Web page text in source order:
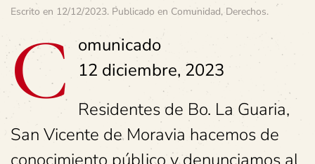
Escrito en 12/12/2023. Publicado en Comunidad, Derechos.
C omunicado
12 diciembre, 2023
Residentes de Bo. La Guaria,
San Vicente de Moravia hacemos de